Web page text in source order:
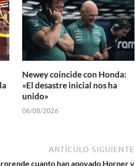
Newey coincide con Honda:
«El desastre inicial nos ha
unido»
06/08/2026
ARTÍCULO SIGUIENTE
cuanto han apoyado Horner y